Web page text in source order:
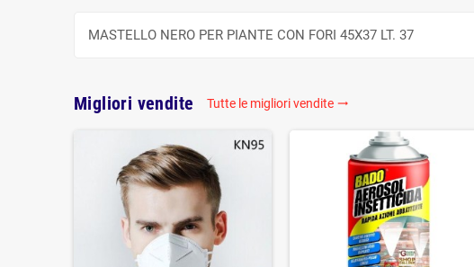
MASTELLO NERO PER PIANTE CON FORI 45X37 LT. 37
Migliori vendite Tutte le migliori vendite 